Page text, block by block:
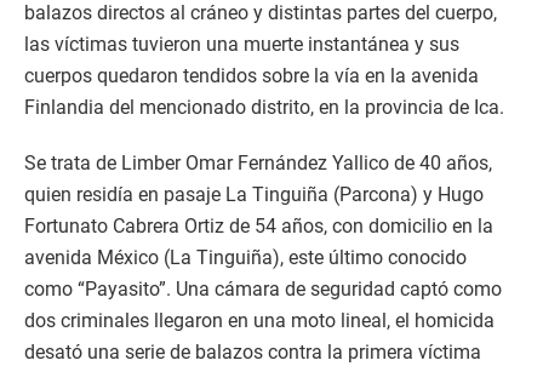
balazos directos al cráneo y distintas partes del cuerpo,
las víctimas tuvieron una muerte instantánea y sus
cuerpos quedaron tendidos sobre la vía en la avenida
Finlandia del mencionado distrito, en la provincia de Ica.
Se trata de Limber Omar Fernández Yallico de 40 años,
quien residía en pasaje La Tinguiña (Parcona) y Hugo
Fortunato Cabrera Ortiz de 54 años, con domicilio en la
avenida México (La Tinguiña), este último conocido
como “Payasito”. Una cámara de seguridad captó como
dos criminales llegaron en una moto lineal, el homicida
desató una serie de balazos contra la primera víctima